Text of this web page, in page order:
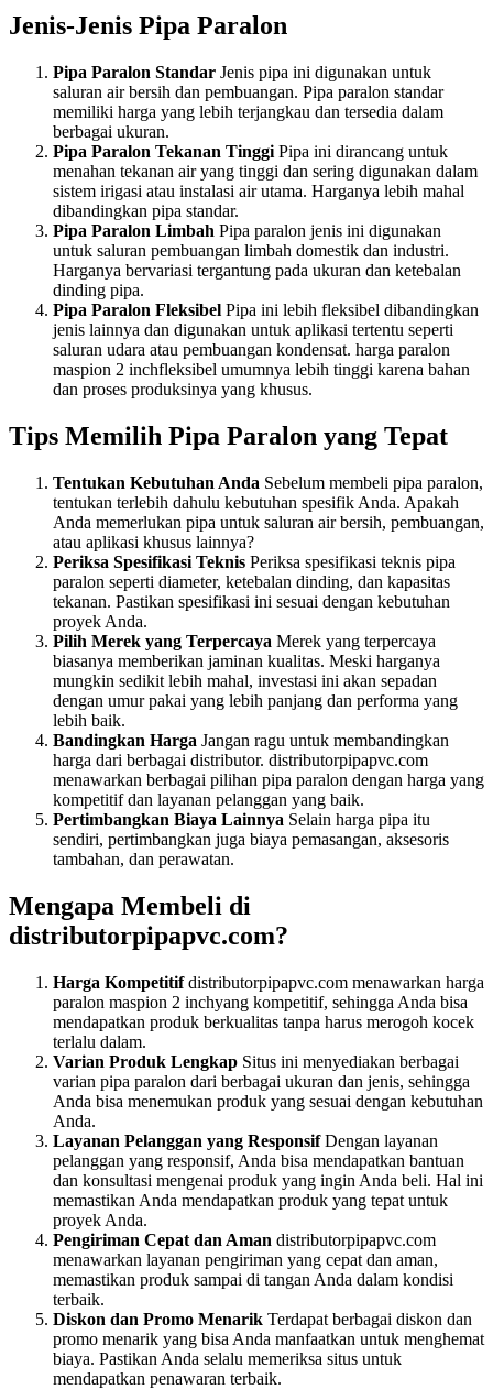
Jenis-Jenis Pipa Paralon
Pipa Paralon Standar Jenis pipa ini digunakan untuk
saluran air bersih dan pembuangan. Pipa paralon standar
memiliki harga yang lebih terjangkau dan tersedia dalam
berbagai ukuran.
Pipa Paralon Tekanan Tinggi Pipa ini dirancang untuk
menahan tekanan air yang tinggi dan sering digunakan dalam
sistem irigasi atau instalasi air utama. Harganya lebih mahal
dibandingkan pipa standar.
Pipa Paralon Limbah Pipa paralon jenis ini digunakan
untuk saluran pembuangan limbah domestik dan industri.
Harganya bervariasi tergantung pada ukuran dan ketebalan
dinding pipa.
Pipa Paralon Fleksibel Pipa ini lebih fleksibel dibandingkan
jenis lainnya dan digunakan untuk aplikasi tertentu seperti
saluran udara atau pembuangan kondensat. harga paralon
maspion 2 inchfleksibel umumnya lebih tinggi karena bahan
dan proses produksinya yang khusus.
Tips Memilih Pipa Paralon yang Tepat
Tentukan Kebutuhan Anda Sebelum membeli pipa paralon,
tentukan terlebih dahulu kebutuhan spesifik Anda. Apakah
Anda memerlukan pipa untuk saluran air bersih, pembuangan,
atau aplikasi khusus lainnya?
Periksa Spesifikasi Teknis Periksa spesifikasi teknis pipa
paralon seperti diameter, ketebalan dinding, dan kapasitas
tekanan. Pastikan spesifikasi ini sesuai dengan kebutuhan
proyek Anda.
Pilih Merek yang Terpercaya Merek yang terpercaya
biasanya memberikan jaminan kualitas. Meski harganya
mungkin sedikit lebih mahal, investasi ini akan sepadan
dengan umur pakai yang lebih panjang dan performa yang
lebih baik.
Bandingkan Harga Jangan ragu untuk membandingkan
harga dari berbagai distributor. distributorpipapvc.com
menawarkan berbagai pilihan pipa paralon dengan harga yang
kompetitif dan layanan pelanggan yang baik.
Pertimbangkan Biaya Lainnya Selain harga pipa itu
sendiri, pertimbangkan juga biaya pemasangan, aksesoris
tambahan, dan perawatan.
Mengapa Membeli di
distributorpipapvc.com?
Harga Kompetitifdistributorpipapvc.com menawarkan harga
paralon maspion 2 inchyang kompetitif, sehingga Anda bisa
mendapatkan produk berkualitas tanpa harus merogoh kocek
terlalu dalam.
Varian Produk Lengkap Situs ini menyediakan berbagai
varian pipa paralon dari berbagai ukuran dan jenis, sehingga
Anda bisa menemukan produk yang sesuai dengan kebutuhan
Anda.
Layanan Pelanggan yang ResponsifDengan layanan
pelanggan yang responsif, Anda bisa mendapatkan bantuan
dan konsultasi mengenai produk yang ingin Anda beli. Hal ini
memastikan Anda mendapatkan produk yang tepat untuk
proyek Anda.
Pengiriman Cepat dan Aman distributorpipapvc.com
menawarkan layanan pengiriman yang cepat dan aman,
memastikan produk sampai di tangan Anda dalam kondisi
terbaik.
Diskon dan Promo Menarik Terdapat berbagai diskon dan
promo menarik yang bisa Anda manfaatkan untuk menghemat
biaya. Pastikan Anda selalu memeriksa situs untuk
mendapatkan penawaran terbaik.